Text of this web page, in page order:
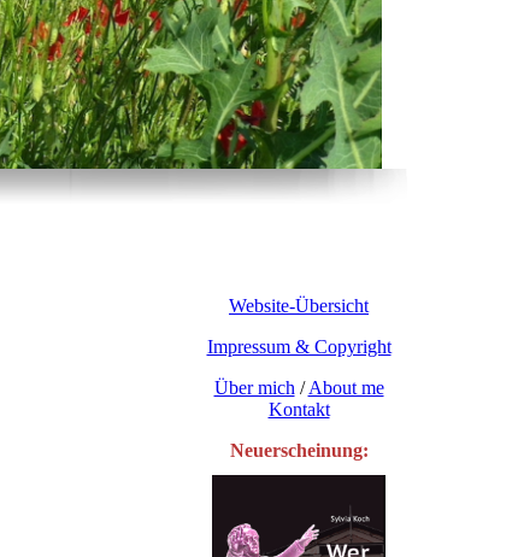
Website-Übersicht
Impressum & Copyright
Über mich /About me
Kontakt
Neuerscheinung: